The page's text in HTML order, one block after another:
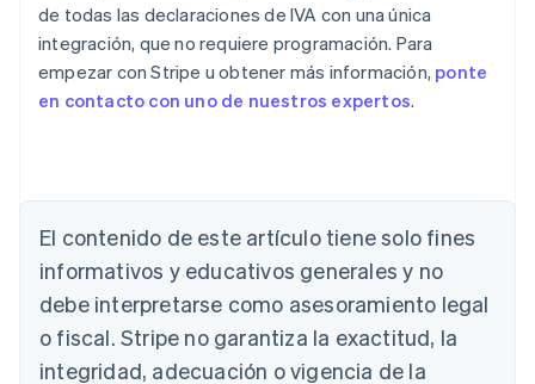
de todas las declaraciones de IVA con una única
integración, que no requiere programación. Para
empezar con Stripe u obtener más información, ponte
en contacto con uno de nuestros expertos.
El contenido de este artículo tiene solo fines
informativos y educativos generales y no
debe interpretarse como asesoramiento legal
o fiscal. Stripe no garantiza la exactitud, la
integridad, adecuación o vigencia de la
Alemania
Deutsch English
Australia
English